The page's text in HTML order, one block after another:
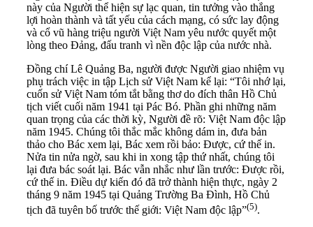
này của Người thể hiện sự lạc quan, tin tưởng vào thắng
lợi hoàn thành và tất yếu của cách mạng, có sức lay động
và cổ vũ hàng triệu người Việt Nam yêu nước quyết một
lòng theo Đảng, đấu tranh vì nền độc lập của nước nhà.
Đồng chí Lê Quảng Ba, người được Người giao nhiệm vụ
phụ trách việc in tập Lịch sử Việt Nam kể lại: “Tôi nhớ lại,
cuốn sử Việt Nam tóm tắt bằng thơ do đích thân Hồ Chủ
tịch viết cuối năm 1941 tại Pác Bó. Phần ghi những năm
quan trọng của các thời kỳ, Người đề rõ: Việt Nam độc lập
năm 1945. Chúng tôi thắc mắc không dám in, đưa bản
thảo cho Bác xem lại, Bác xem rồi bảo: Được, cứ thế in.
Nửa tin nửa ngờ, sau khi in xong tập thứ nhất, chúng tôi
lại đưa bác soát lại. Bác vẫn nhắc như lần trước: Được rồi,
cứ thế in. Điều dự kiến đó đã trở thành hiện thực, ngày 2
tháng 9 năm 1945 tại Quảng Trường Ba Đình, Hồ Chủ
tịch đã tuyên bố trước thế giới: Việt Nam độc lập”(5).